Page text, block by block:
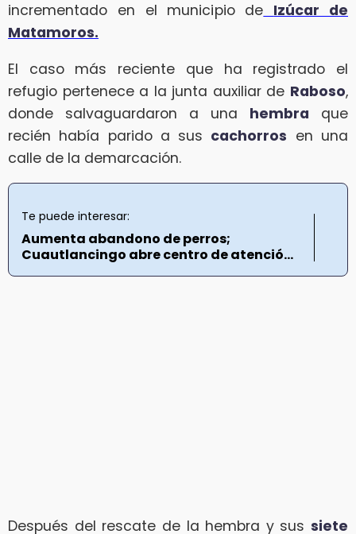
incrementado en el municipio de Izúcar de
Matamoros.
El caso más reciente que ha registrado el
refugio pertenece a la junta auxiliar de Raboso,
donde salvaguardaron a una hembra que
recién había parido a sus cachorros en una
calle de la demarcación.
Te puede interesar:
Aumenta abandono de perros;
Cuautlancingo abre centro de atenció...
Después del rescate de la hembra y sus siete